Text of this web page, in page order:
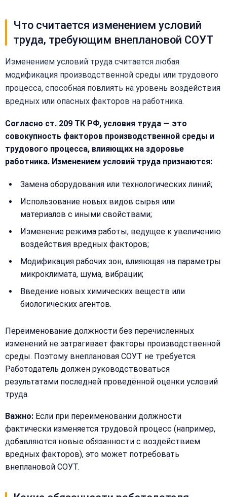
Что считается изменением условий
труда, требующим внеплановой СОУТ
Изменением условий труда считается любая
модификация производственной среды или трудового
процесса, способная повлиять на уровень воздействия
вредных или опасных факторов на работника.
Согласно ст. 209 ТК РФ, условия труда — это
совокупность факторов производственной среды и
трудового процесса, влияющих на здоровье
работника. Изменением условий труда признаются:
Замена оборудования или технологических линий;
Использование новых видов сырья или
материалов с иными свойствами;
Изменение режима работы, ведущее к увеличению
воздействия вредных факторов;
Модификация рабочих зон, влияющая на параметры
микроклимата, шума, вибрации;
Введение новых химических веществ или
биологических агентов.
Переименование должности без перечисленных
изменений не затрагивает факторы производственной
среды. Поэтому внеплановая СОУТ не требуется.
Работодатель должен руководствоваться
результатами последней проведённой оценки условий
труда.
Важно: Если при переименовании должности
фактически изменяется трудовой процесс (например,
добавляются новые обязанности с воздействием
вредных факторов), это может потребовать
внеплановой СОУТ.
обработку
персональных
данных
Получить расчёт
+
комментарий
Согласен на
обработку
персональных
данных
отвечаем
в течение
15 минут
позвоните
нам:
(499)
22-
40